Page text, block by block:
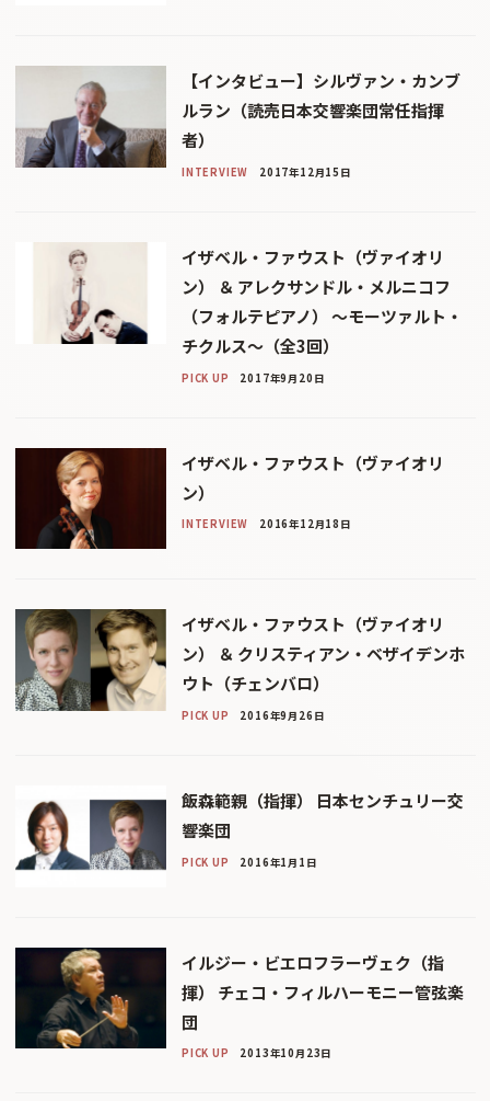
【インタビュー】シルヴァン・カンブ
ルラン（読売日本交響楽団常任指揮
者）
INTERVIEW 2017年12月15日
イザベル・ファウスト（ヴァイオリ
ン） ＆ アレクサンドル・メルニコフ
（フォルテピアノ） 〜モーツァルト・
チクルス〜（全3回）
PICK UP 2017年9月20日
イザベル・ファウスト（ヴァイオリ
ン）
INTERVIEW 2016年12月18日
イザベル・ファウスト（ヴァイオリ
ン） ＆ クリスティアン・ベザイデンホ
ウト（チェンバロ）
PICK UP 2016年9月26日
飯森範親（指揮） 日本センチュリー交
響楽団
PICK UP 2016年1月1日
イルジー・ビエロフラーヴェク（指
揮） チェコ・フィルハーモニー管弦楽
団
PICK UP 2013年10月23日